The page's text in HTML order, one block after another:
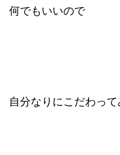
何でもいいので
自分なりにこだわって